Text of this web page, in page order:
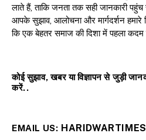
लाते हैं, ताकि जनता तक सही जानकारी
आपके सुझाव, आलोचना और मार्गदर्शन हमारे
कि एक बेहतर समाज की दिशा में पहला कदम
कोई सुझाव, खबर या विज्ञापन से जुड़ी
करें..
EMAIL US: